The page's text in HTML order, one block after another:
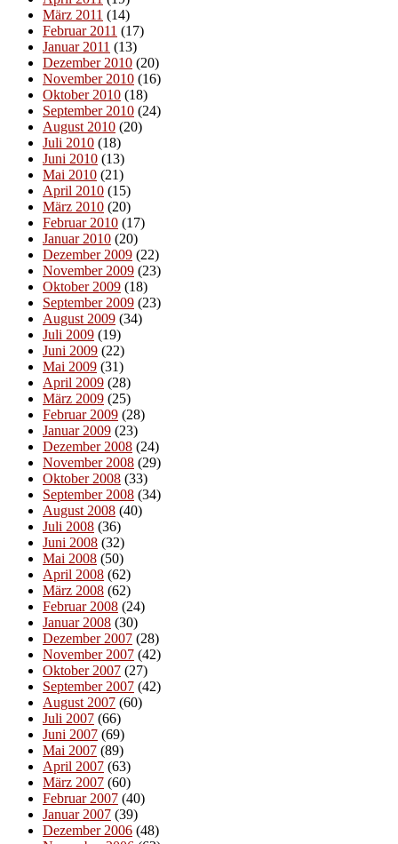
März 2011 (14)
Februar 2011 (17)
Januar 2011 (13)
Dezember 2010 (20)
November 2010 (16)
Oktober 2010 (18)
September 2010 (24)
August 2010 (20)
Juli 2010 (18)
Juni 2010 (13)
Mai 2010 (21)
April 2010 (15)
März 2010 (20)
Februar 2010 (17)
Januar 2010 (20)
Dezember 2009 (22)
November 2009 (23)
Oktober 2009 (18)
September 2009 (23)
August 2009 (34)
Juli 2009 (19)
Juni 2009 (22)
Mai 2009 (31)
April 2009 (28)
März 2009 (25)
Februar 2009 (28)
Januar 2009 (23)
Dezember 2008 (24)
November 2008 (29)
Oktober 2008 (33)
September 2008 (34)
August 2008 (40)
Juli 2008 (36)
Juni 2008 (32)
Mai 2008 (50)
April 2008 (62)
März 2008 (62)
Februar 2008 (24)
Januar 2008 (30)
Dezember 2007 (28)
November 2007 (42)
Oktober 2007 (27)
September 2007 (42)
August 2007 (60)
Juli 2007 (66)
Juni 2007 (69)
Mai 2007 (89)
April 2007 (63)
März 2007 (60)
Februar 2007 (40)
Januar 2007 (39)
Dezember 2006 (48)